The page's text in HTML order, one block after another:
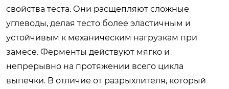
свойства теста. Они расщепляют сложные
углеводы, делая тесто более эластичным и
устойчивым к механическим нагрузкам при
замесе. Ферменты действуют мягко и
непрерывно на протяжении всего цикла
выпечки. В отличие от разрыхлителя, который